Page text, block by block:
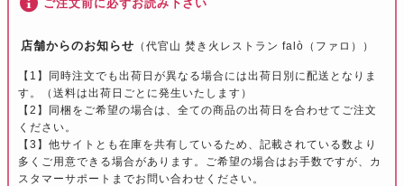
ご注文前に必ずお読み下さい
店舗からのお知らせ （代官山 焚き火レストラン falò（ファロ））
【1】同時注文でも出荷日が異なる場合には出荷日別に配送となりま
す。（送料は出荷日ごとに発生いたします）
【2】同梱をご希望の場合は、全ての商品の出荷日を合わせてご注文
ください。
【3】他サイトとも在庫を共有しているため、記載されている数より
多くご用意できる場合があります。ご希望の場合はお手数ですが、カ
スタマーサポートまでお問い合わせください。